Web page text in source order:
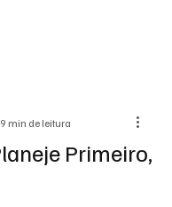
Primeiro,
9 min de leitura